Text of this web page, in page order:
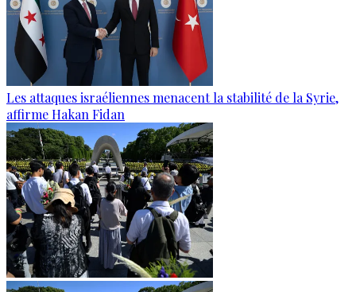
Les attaques israéliennes menacent la stabilité de la Syrie,
affirme Hakan Fidan